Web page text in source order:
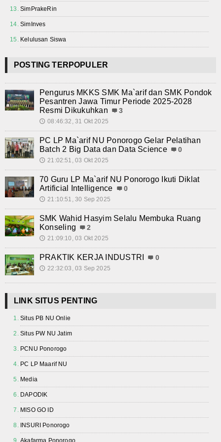
Seni dan Budaya
Cerita Fiksi
Novel
Cerita Pendek
Internasional
Kesehatan
Sekilas Data Sekolah
Miso Farma
Kalender Pendidikan
Siswa Aktif
Alumni
Koleksi Video
Foto Kegiatan
Unduh
Agenda
Unit Produksi
SimPrakeRin
SimInves
Kelulusan Siswa
POSTING TERPOPULER
Pengurus MKKS SMK Ma`arif dan SMK Pondok
Pesantren Jawa Timur Periode 2025-2028
Resmi Dikukuhkan
3
🕔 08:46:32, 31 Okt 2025
PC LP Ma`arif NU Ponorogo Gelar Pelatihan
Batch 2 Big Data dan Data Science
0
🕔 21:02:51, 03 Okt 2025
70 Guru LP Ma`arif NU Ponorogo Ikuti Diklat
Artificial Intelligence
0
🕔 21:10:51, 30 Sep 2025
SMK Wahid Hasyim Selalu Membuka Ruang
Konseling
2
🕔 21:09:10, 03 Okt 2025
PRAKTIK KERJA INDUSTRI 0
🕔 22:32:03, 03 Sep 2025
LINK SITUS PENTING
Situs PB NU Onlie
Situs PW NU Jatim
PCNU Ponorogo
PC LP Maarif NU
Media
DAPODIK
MISO GO ID
INSURI Ponorogo
Akafarma Ponorogo